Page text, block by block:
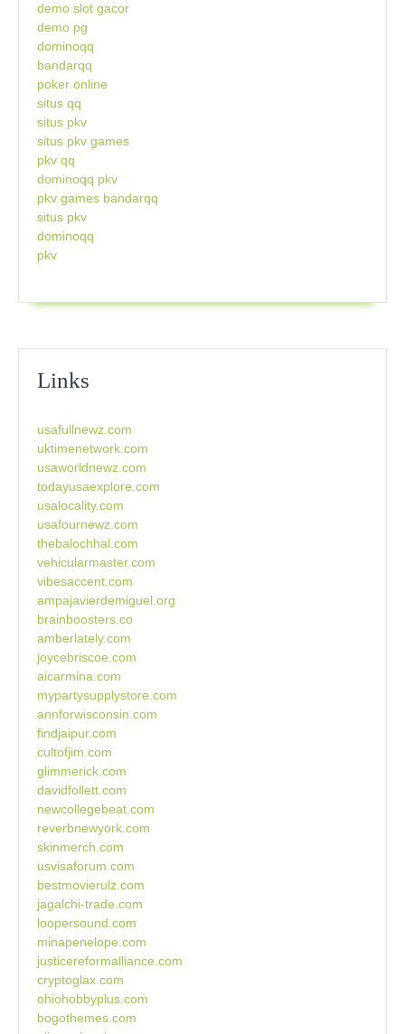
demo slot gacor
demo pg
dominoqq
bandarqq
poker online
situs qq
situs pkv
situs pkv games
pkv qq
dominoqq pkv
pkv games bandarqq
situs pkv
dominoqq
pkv
Links
usafullnewz.com
uktimenetwork.com
usaworldnewz.com
todayusaexplore.com
usalocality.com
usafournewz.com
thebalochhal.com
vehicularmaster.com
vibesaccent.com
ampajavierdemiguel.org
brainboosters.co
amberlately.com
joycebriscoe.com
aicarmina.com
mypartysupplystore.com
annforwisconsin.com
findjaipur.com
cultofjim.com
glimmerick.com
davidfollett.com
newcollegebeat.com
reverbnewyork.com
skinmerch.com
usvisaforum.com
bestmovierulz.com
jagalchi-trade.com
loopersound.com
minapenelope.com
justicereformalliance.com
cryptoglax.com
ohiohobbyplus.com
bogothemes.com